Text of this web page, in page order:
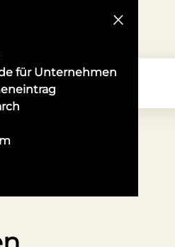
für Unternehmen